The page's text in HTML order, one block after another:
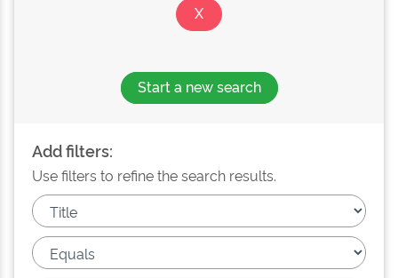
Start a new search
Add filters:
Use filters to refine the search results.